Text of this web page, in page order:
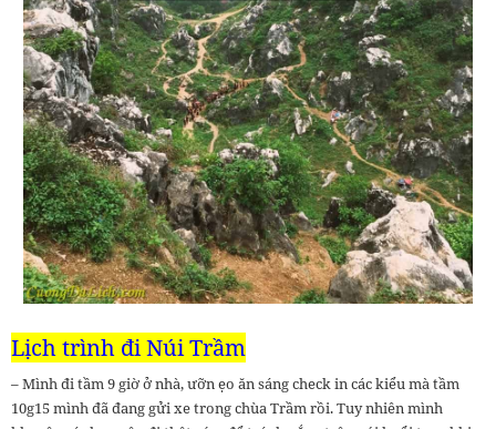
Lịch trình đi Núi Trầm
– Mình đi tầm 9 giờ ở nhà, ưỡn ẹo ăn sáng check in các kiểu mà tầm
10g15 mình đã đang gửi xe trong chùa Trầm rồi. Tuy nhiên mình